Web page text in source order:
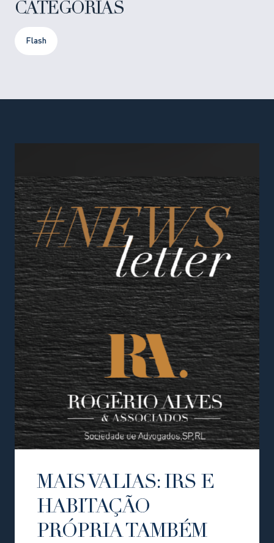
CATEGORIAS
Flash
MAIS VALIAS: IRS E
HABITAÇÃO
PRÓPRIA TAMBÉM